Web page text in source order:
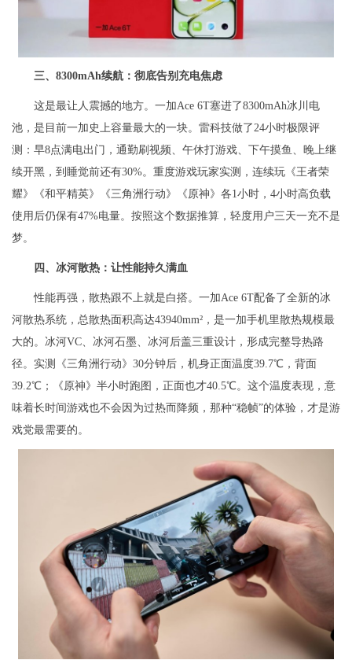
三、8300mAh续航：彻底告别充电焦虑
这是最让人震撼的地方。一加Ace 6T塞进了8300mAh冰川电
池，是目前一加史上容量最大的一块。雷科技做了24小时极限评
测：早8点满电出门，通勤刷视频、午休打游戏、下午摸鱼、晚上继
续开黑，到睡觉前还有30%。重度游戏玩家实测，连续玩《王者荣
耀》《和平精英》《三角洲行动》《原神》各1小时，4小时高负载
使用后仍保有47%电量。按照这个数据推算，轻度用户三天一充不是
梦。
四、冰河散热：让性能持久满血
性能再强，散热跟不上就是白搭。一加Ace 6T配备了全新的冰
河散热系统，总散热面积高达43940mm²，是一加手机里散热规模最
大的。冰河VC、冰河石墨、冰河后盖三重设计，形成完整导热路
径。实测《三角洲行动》30分钟后，机身正面温度39.7℃，背面
39.2℃；《原神》半小时跑图，正面也才40.5℃。这个温度表现，意
味着长时间游戏也不会因为过热而降频，那种“稳帧”的体验，才是游
戏党最需要的。